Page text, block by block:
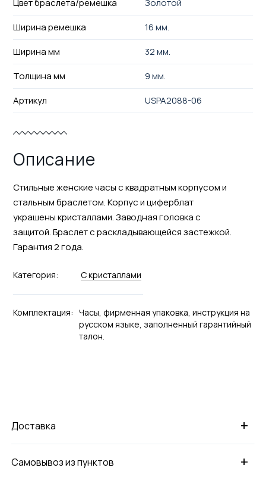
Цвет браслета/ремешка
Золотой
Ширина ремешка
16 мм.
Ширина мм
32 мм.
Толщина мм
9 мм.
Артикул
USPA2088-06
Описание
Стильные женские часы с квадратным корпусом и
стальным браслетом. Корпус и циферблат
украшены кристаллами. Заводная головка с
защитой. Браслет с раскладывающейся застежкой.
Гарантия 2 года.
Категория: С кристаллами
Комплектация: Часы, фирменная упаковка, инструкция на
русском языке, заполненный гарантийный
талон.
+
Доставка
+
Самовывоз из пунктов